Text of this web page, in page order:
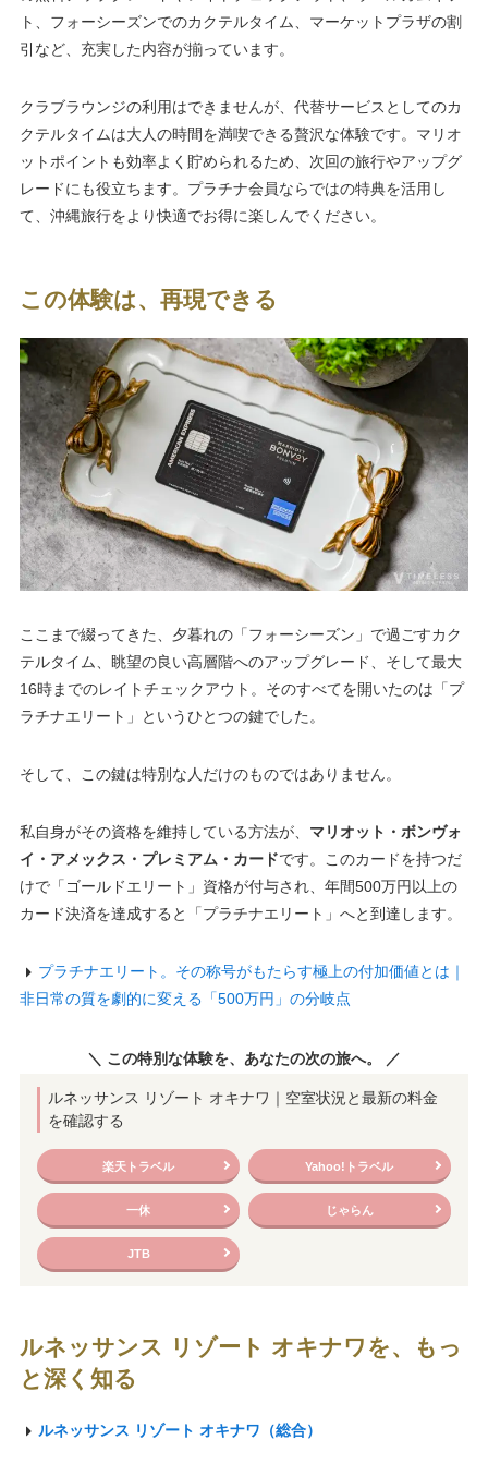
ト、フォーシーズンでのカクテルタイム、マーケットプラザの割
引など、充実した内容が揃っています。
クラブラウンジの利用はできませんが、代替サービスとしてのカ
クテルタイムは大人の時間を満喫できる贅沢な体験です。マリオ
ットポイントも効率よく貯められるため、次回の旅行やアップグ
レードにも役立ちます。プラチナ会員ならではの特典を活用し
て、沖縄旅行をより快適でお得に楽しんでください。
この体験は、再現できる
ここまで綴ってきた、夕暮れの「フォーシーズン」で過ごすカク
テルタイム、眺望の良い高層階へのアップグレード、そして最大
16時までのレイトチェックアウト。そのすべてを開いたのは「プ
ラチナエリート」というひとつの鍵でした。
そして、この鍵は特別な人だけのものではありません。
私自身がその資格を維持している方法が、 マリオット・ボンヴォ
イ・アメックス・プレミアム・カードです。このカードを持つだ
けで「ゴールドエリート」資格が付与され、年間500万円以上の
カード決済を達成すると「プラチナエリート」へと到達します。
プラチナエリート。その称号がもたらす極上の付加価値とは｜
非日常の質を劇的に変える「500万円」の分岐点
＼ この特別な体験を、あなたの次の旅へ。 ／
ルネッサンス リゾート オキナワ｜空室状況と最新の料金
を確認する
楽天トラベル Yahoo!トラベル
一休 じゃらん
JTB
ルネッサンス リゾート オキナワを、もっ
と深く知る
ルネッサンス リゾート オキナワ（総合）